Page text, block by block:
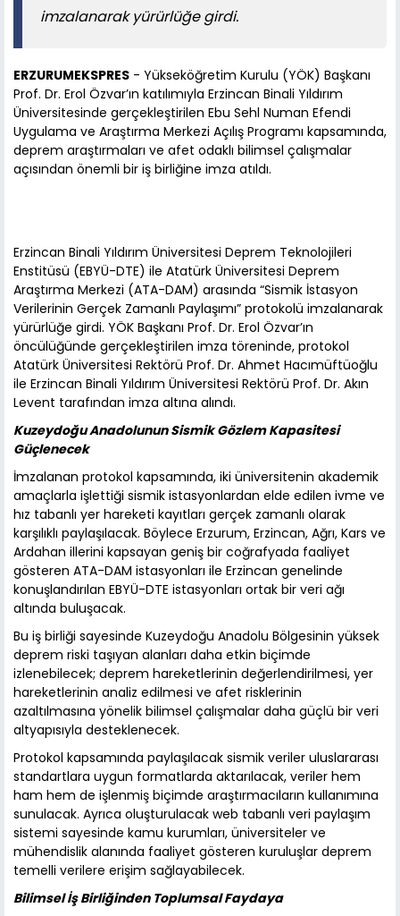
imzalanarak yürürlüğe girdi.
ERZURUMEKSPRES - Yükseköğretim Kurulu (YÖK) Başkanı
Prof. Dr. Erol Özvar’ın katılımıyla Erzincan Binali Yıldırım
Üniversitesinde gerçekleştirilen Ebu Sehl Numan Efendi
Uygulama ve Araştırma Merkezi Açılış Programı kapsamında,
deprem araştırmaları ve afet odaklı bilimsel çalışmalar
açısından önemli bir iş birliğine imza atıldı.
Erzincan Binali Yıldırım Üniversitesi Deprem Teknolojileri
Enstitüsü (EBYÜ-DTE) ile Atatürk Üniversitesi Deprem
Araştırma Merkezi (ATA-DAM) arasında “Sismik İstasyon
Verilerinin Gerçek Zamanlı Paylaşımı” protokolü imzalanarak
yürürlüğe girdi. YÖK Başkanı Prof. Dr. Erol Özvar’ın
öncülüğünde gerçekleştirilen imza töreninde, protokol
Atatürk Üniversitesi Rektörü Prof. Dr. Ahmet Hacımüftüoğlu
ile Erzincan Binali Yıldırım Üniversitesi Rektörü Prof. Dr. Akın
Levent tarafından imza altına alındı.
Kuzeydoğu Anadolunun Sismik Gözlem Kapasitesi
Güçlenecek
İmzalanan protokol kapsamında, iki üniversitenin akademik
amaçlarla işlettiği sismik istasyonlardan elde edilen ivme ve
hız tabanlı yer hareketi kayıtları gerçek zamanlı olarak
karşılıklı paylaşılacak. Böylece Erzurum, Erzincan, Ağrı, Kars ve
Ardahan illerini kapsayan geniş bir coğrafyada faaliyet
gösteren ATA-DAM istasyonları ile Erzincan genelinde
konuşlandırılan EBYÜ-DTE istasyonları ortak bir veri ağı
altında buluşacak.
Bu iş birliği sayesinde Kuzeydoğu Anadolu Bölgesinin yüksek
deprem riski taşıyan alanları daha etkin biçimde
izlenebilecek; deprem hareketlerinin değerlendirilmesi, yer
hareketlerinin analiz edilmesi ve afet risklerinin
azaltılmasına yönelik bilimsel çalışmalar daha güçlü bir veri
altyapısıyla desteklenecek.
Protokol kapsamında paylaşılacak sismik veriler uluslararası
standartlara uygun formatlarda aktarılacak, veriler hem
ham hem de işlenmiş biçimde araştırmacıların kullanımına
sunulacak. Ayrıca oluşturulacak web tabanlı veri paylaşım
sistemi sayesinde kamu kurumları, üniversiteler ve
mühendislik alanında faaliyet gösteren kuruluşlar deprem
temelli verilere erişim sağlayabilecek.
Bilimsel İş Birliğinden Toplumsal Faydaya